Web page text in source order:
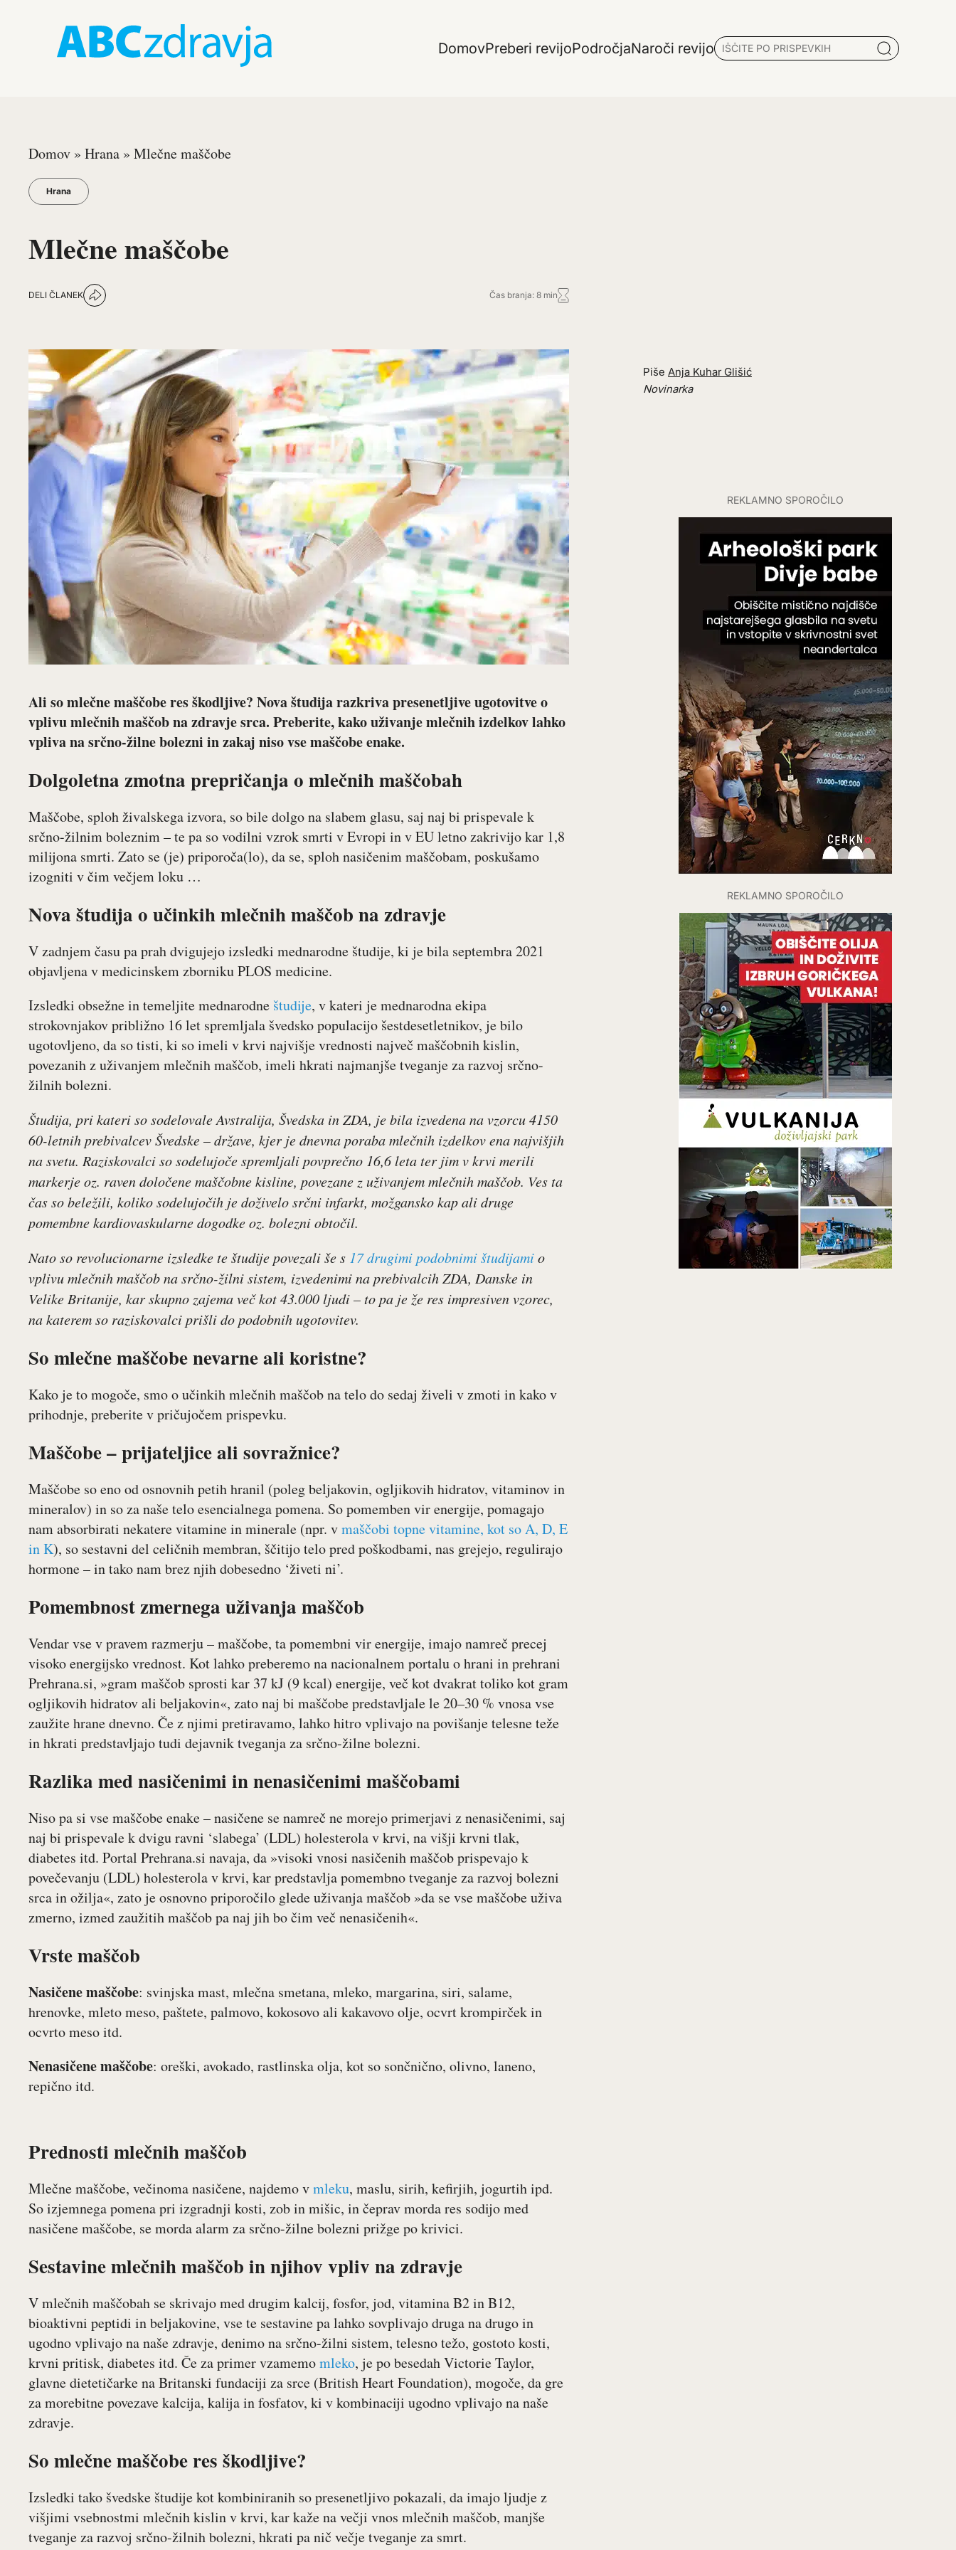
DomovPreberi revijoPodročjaNaroči revijo
Domov » Hrana » Mlečne maščobe
Hrana
Mlečne maščobe
DELI ČLANEK Čas branja: 8 min
Ali so mlečne maščobe res škodljive? Nova študija razkriva presenetljive ugotovitve o
vplivu mlečnih maščob na zdravje srca. Preberite, kako uživanje mlečnih izdelkov lahko
vpliva na srčno-žilne bolezni in zakaj niso vse maščobe enake.
Dolgoletna zmotna prepričanja o mlečnih maščobah
Maščobe, sploh živalskega izvora, so bile dolgo na slabem glasu, saj naj bi prispevale k
srčno-žilnim boleznim – te pa so vodilni vzrok smrti v Evropi in v EU letno zakrivijo kar 1,8
milijona smrti. Zato se (je) priporoča(lo), da se, sploh nasičenim maščobam, poskušamo
izogniti v čim večjem loku …
Nova študija o učinkih mlečnih maščob na zdravje
V zadnjem času pa prah dvigujejo izsledki mednarodne študije, ki je bila septembra 2021
objavljena v medicinskem zborniku PLOS medicine.
Izsledki obsežne in temeljite mednarodne študije, v kateri je mednarodna ekipa
strokovnjakov približno 16 let spremljala švedsko populacijo šestdesetletnikov, je bilo
ugotovljeno, da so tisti, ki so imeli v krvi najvišje vrednosti največ maščobnih kislin,
povezanih z uživanjem mlečnih maščob, imeli hkrati najmanjše tveganje za razvoj srčno-
žilnih bolezni.
Študija, pri kateri so sodelovale Avstralija, Švedska in ZDA, je bila izvedena na vzorcu 4150
60-letnih prebivalcev Švedske – države, kjer je dnevna poraba mlečnih izdelkov ena najvišjih
na svetu. Raziskovalci so sodelujoče spremljali povprečno 16,6 leta ter jim v krvi merili
markerje oz. raven določene maščobne kisline, povezane z uživanjem mlečnih maščob. Ves ta
čas so beležili, koliko sodelujočih je doživelo srčni infarkt, možgansko kap ali druge
pomembne kardiovaskularne dogodke oz. bolezni obtočil.
Nato so revolucionarne izsledke te študije povezali še s 17 drugimi podobnimi študijamio
vplivu mlečnih maščob na srčno-žilni sistem, izvedenimi na prebivalcih ZDA, Danske in
Velike Britanije, kar skupno zajema več kot 43.000 ljudi – to pa je že res impresiven vzorec,
na katerem so raziskovalci prišli do podobnih ugotovitev.
So mlečne maščobe nevarne ali koristne?
Kako je to mogoče, smo o učinkih mlečnih maščob na telo do sedaj živeli v zmoti in kako v
prihodnje, preberite v pričujočem prispevku.
Maščobe – prijateljice ali sovražnice?
Maščobe so eno od osnovnih petih hranil (poleg beljakovin, ogljikovih hidratov, vitaminov in
mineralov) in so za naše telo esencialnega pomena. So pomemben vir energije, pomagajo
nam absorbirati nekatere vitamine in minerale (npr. vmaščobi topne vitamine, kot so A, D, E
in K), so sestavni del celičnih membran, ščitijo telo pred poškodbami, nas grejejo, regulirajo
hormone – in tako nam brez njih dobesedno ‘živeti ni’.
Pomembnost zmernega uživanja maščob
Vendar vse v pravem razmerju – maščobe, ta pomembni vir energije, imajo namreč precej
visoko energijsko vrednost. Kot lahko preberemo na nacionalnem portalu o hrani in prehrani
Prehrana.si, »gram maščob sprosti kar 37 kJ (9 kcal) energije, več kot dvakrat toliko kot gram
ogljikovih hidratov ali beljakovin«, zato naj bi maščobe predstavljale le 20–30 % vnosa vse
zaužite hrane dnevno. Če z njimi pretiravamo, lahko hitro vplivajo na povišanje telesne teže
in hkrati predstavljajo tudi dejavnik tveganja za srčno-žilne bolezni.
Razlika med nasičenimi in nenasičenimi maščobami
Niso pa si vse maščobe enake – nasičene se namreč ne morejo primerjavi z nenasičenimi, saj
naj bi prispevale k dvigu ravni ‘slabega’ (LDL) holesterola v krvi, na višji krvni tlak,
diabetes itd. Portal Prehrana.si navaja, da »visoki vnosi nasičenih maščob prispevajo k
povečevanju (LDL) holesterola v krvi, kar predstavlja pomembno tveganje za razvoj bolezni
srca in ožilja«, zato je osnovno priporočilo glede uživanja maščob »da se vse maščobe uživa
zmerno, izmed zaužitih maščob pa naj jih bo čim več nenasičenih«.
Vrste maščob
Nasičene maščobe: svinjska mast, mlečna smetana, mleko, margarina, siri, salame,
hrenovke, mleto meso, paštete, palmovo, kokosovo ali kakavovo olje, ocvrt krompirček in
ocvrto meso itd.
Nenasičene maščobe: oreški, avokado, rastlinska olja, kot so sončnično, olivno, laneno,
repično itd.
Prednosti mlečnih maščob
Mlečne maščobe, večinoma nasičene, najdemo vmleku, maslu, sirih, kefirjih, jogurtih ipd.
So izjemnega pomena pri izgradnji kosti, zob in mišic, in čeprav morda res sodijo med
nasičene maščobe, se morda alarm za srčno-žilne bolezni prižge po krivici.
Sestavine mlečnih maščob in njihov vpliv na zdravje
V mlečnih maščobah se skrivajo med drugim kalcij, fosfor, jod, vitamina B2 in B12,
bioaktivni peptidi in beljakovine, vse te sestavine pa lahko sovplivajo druga na drugo in
ugodno vplivajo na naše zdravje, denimo na srčno-žilni sistem, telesno težo, gostoto kosti,
krvni pritisk, diabetes itd. Če za primer vzamemomleko, je po besedah Victorie Taylor,
glavne dietetičarke na Britanski fundaciji za srce (British Heart Foundation), mogoče, da gre
za morebitne povezave kalcija, kalija in fosfatov, ki v kombinaciji ugodno vplivajo na naše
zdravje.
So mlečne maščobe res škodljive?
Izsledki tako švedske študije kot kombiniranih so presenetljivo pokazali, da imajo ljudje z
višjimi vsebnostmi mlečnih kislin v krvi, kar kaže na večji vnos mlečnih maščob, manjše
tveganje za razvoj srčno-žilnih bolezni, hkrati pa nič večje tveganje za smrt.
Piše Anja Kuhar Glišić
Novinarka
REKLAMNO SPOROČILO
REKLAMNO SPOROČILO